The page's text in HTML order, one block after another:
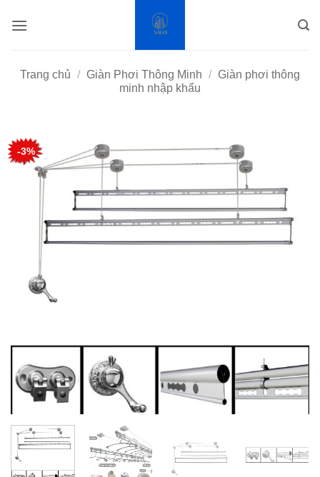
qua
Trang chủ
/ Giàn Phơi Thông Minh /
Giàn phơi thông
minh nhập khẩu
-3%